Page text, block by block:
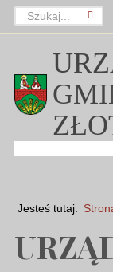
Jesteś tutaj: